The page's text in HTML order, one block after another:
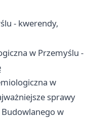
- kwerendy,
w Przemyślu -
w
sprawy
w